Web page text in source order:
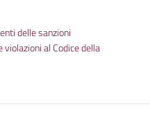
delle sanzioni
al Codice della